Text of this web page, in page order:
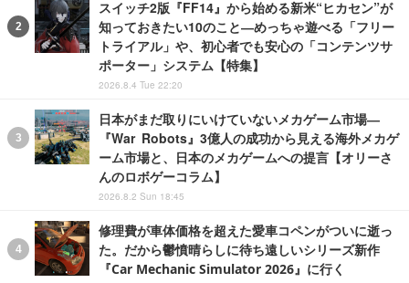
スイッチ2版『FF14』から始める新米“ヒカセン”が
知っておきたい10のこと―めっちゃ遊べる「フリー
トライアル」や、初心者でも安心の「コンテンツサ
ポーター」システム【特集】
2026.8.4 Tue 22:20
日本がまだ取りにいけていないメカゲーム市場―
『War Robots』3億人の成功から見える海外メカゲ
ーム市場と、日本のメカゲームへの提言【オリーさ
んのロボゲーコラム】
2026.8.2 Sun 18:45
修理費が車体価格を超えた愛車コペンがついに逝っ
た。だから鬱憤晴らしに待ち遠しいシリーズ新作
『Car Mechanic Simulator 2026』に行く